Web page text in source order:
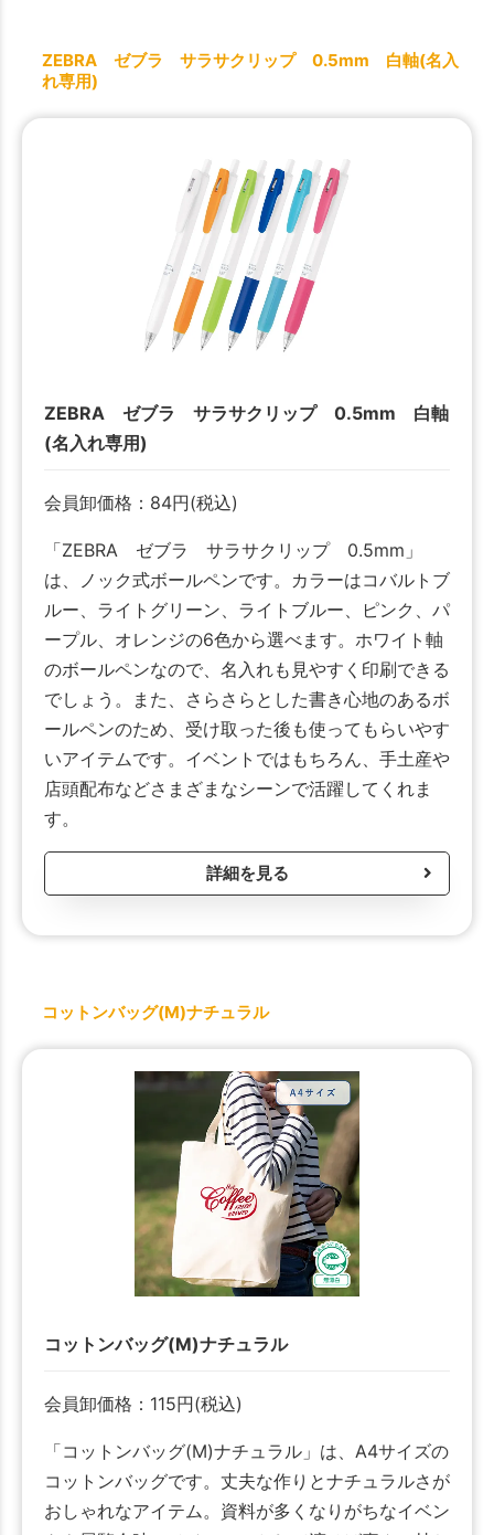
ZEBRA ゼブラ サラサクリップ 0.5mm 白軸(名入
れ専用)
ZEBRA ゼブラ サラサクリップ 0.5mm 白軸
(名入れ専用)
会員卸価格： 84円(税込)
「ZEBRA ゼブラ サラサクリップ 0.5mm」
は、ノック式ボールペンです。カラーはコバルトブ
ルー、ライトグリーン、ライトブルー、ピンク、パ
ープル、オレンジの6色から選べます。ホワイト軸
のボールペンなので、名入れも見やすく印刷できる
でしょう。また、さらさらとした書き心地のあるボ
ールペンのため、受け取った後も使ってもらいやす
いアイテムです。イベントではもちろん、手土産や
店頭配布などさまざまなシーンで活躍してくれま
す。
詳細を見る
コットンバッグ(M)ナチュラル
コットンバッグ(M)ナチュラル
会員卸価格： 115円(税込)
「コットンバッグ(M)ナチュラル」は、A4サイズの
コットンバッグです。丈夫な作りとナチュラルさが
おしゃれなアイテム。資料が多くなりがちなイベン